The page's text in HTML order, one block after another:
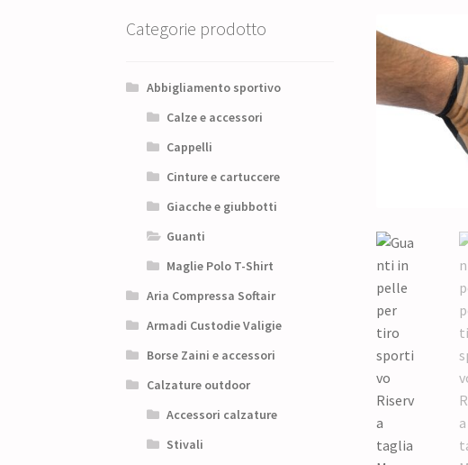
Categorie prodotto
Abbigliamento sportivo
Calze e accessori
Cappelli
Cinture e cartuccere
Giacche e giubbotti
Guanti
Maglie Polo T-Shirt
Aria Compressa Softair
Armadi Custodie Valigie
Borse Zaini e accessori
Calzature outdoor
Accessori calzature
Stivali